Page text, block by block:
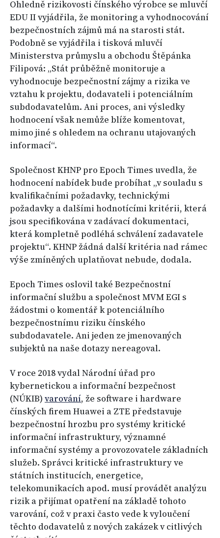
Ohledně rizikovosti čínského výrobce se mluvčí
EDU II vyjádřila, že monitoring a vyhodnocování
bezpečnostních zájmů má na starosti stát.
Podobně se vyjádřila i tisková mluvčí
Ministerstva průmyslu a obchodu Štěpánka
Filipová: „Stát průběžně monitoruje a
vyhodnocuje bezpečnostní zájmy a rizika ve
vztahu k projektu, dodavateli i potenciálním
subdodavatelům. Ani proces, ani výsledky
hodnocení však nemůže blíže komentovat,
mimo jiné s ohledem na ochranu utajovaných
informací“.
Společnost KHNP pro Epoch Times uvedla, že
hodnocení nabídek bude probíhat „v souladu s
kvalifikačními požadavky, technickými
požadavky a dalšími hodnotícími kritérii, která
jsou specifikována v zadávací dokumentaci,
která kompletně podléhá schválení zadavatele
projektu“. KHNP žádná další kritéria nad rámec
výše zmíněných uplatňovat nebude, dodala.
Epoch Times oslovil také Bezpečnostní
informační službu a společnost MVM EGI s
žádostmi o komentář k potenciálního
bezpečnostnímu riziku čínského
subdodavatele. Ani jeden ze jmenovaných
subjektů na naše dotazy nereagoval.
V roce 2018 vydal Národní úřad pro
kybernetickou a informační bezpečnost
(NÚKIB) varování, že software i hardware
čínských firem Huawei a ZTE představuje
bezpečnostní hrozbu pro systémy kritické
informační infrastruktury, významné
informační systémy a provozovatele základních
služeb. Správci kritické infrastruktury ve
státních institucích, energetice,
telekomunikacích apod. musí provádět analýzu
rizik a přijímat opatření na základě tohoto
varování, což v praxi často vede k vyloučení
těchto dodavatelů z nových zakázek v citlivých